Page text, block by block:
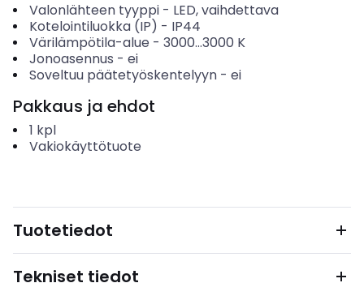
Valonlähteen tyyppi- LED, vaihdettava
Kotelointiluokka (IP) - IP44
Värilämpötila-alue - 3000...3000 K
Jonoasennus - ei
Soveltuu päätetyöskentelyyn- ei
Pakkaus ja ehdot
1 kpl
Vakiokäyttötuote
Tuotetiedot
Tekniset tiedot